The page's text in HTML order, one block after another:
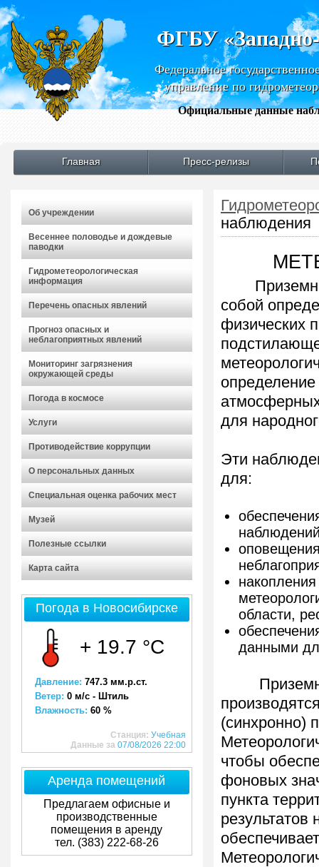
ФГБУ
Федеральное
управление по
Официальные данные
Главная Пресс-релизы
Об учреждении
Весеннее половодье и дождевые
паводки
Гидрометеорологическая
информация
Перечень опасных явлений
Прогноз опасных и
неблагоприятных явлений
Мониторинг загрязнения
окружающей среды
Погода в космосе
Услуги
Противодействие коррупции
О персональных данных
Специальная оценка рабочих мест
Музей
Полезные ссылки
Карта сайта
Погода в Новосибирске
+ 19.7 °C
Давление: 747.3 мм.р.ст.
Ветер: 0 м/с - Штиль
Влажность: 60 %
Станция: Учебная
Данные за 07/08/2026 22:00
Аренда помещений
Предлагаем офисные и
производственные
помещения в аренду
тел. (383) 222-68-26
наблюдения
Приземные
собой
физических
для
Эти
для:
области,
данными
Приземные
(синхронно)
чтобы
фоновых
пункта
результатов